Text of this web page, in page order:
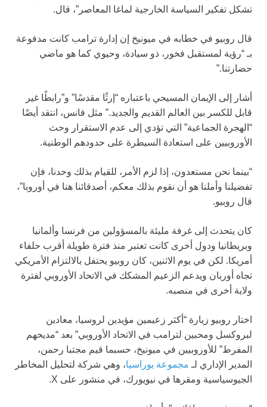
تشكل تفكير السياسة الخارجية لماغا المعاصر”، قال.
قال روبيو في خطابه في ميونيخ إن إدارة ترامب كانت مدفوعة
بـ “رؤية لمستقبل فخور، ذو سيادة، وحيوي كما هو ماضي
حضارتنا.”
أشار إلى الإيمان المسيحي باعتباره “إرثًا مقدسًا” و”رابطًا غير
قابل للكسر بين العالم القديم والجديد.” مثل فانس، انتقد أيضًا
“الهجرة الجماعية” التي تؤدي إلى عدم الاستقرار وحث
الأوروبيين على استعادة السيطرة على حدودهم الوطنية.
“بينما نحن مستعدون، إذا لزم الأمر، للقيام بذلك وحدنا، فإن
تفضيلنا وأملنا هو أن نقوم بذلك معكم، أصدقائنا هنا في أوروبا”،
قال روبيو.
كان يتحدث إلى غرفة مليئة بالمسؤولين من فرنسا وألمانيا
وبريطانيا ودول أخرى كانت تعتبر منذ فترة طويلة أقرب حلفاء
أمريكا. لكن في يوم الاثنين، كان روبيو يحتفل بالالتزام الأمريكي
تجاه أوربان ويدعم الزعيم المشكك في الاتحاد الأوروبي لفترة
ولاية أخرى في منصبه.
اختار روبيو زيارة “أكثر زعيمين مؤيدين لروسيا، معادين
لبروكسل ومحبين لترامب في الاتحاد الأوروبي” بعد “مديحهم
المفرط” للأوروبيين في ميونيخ، حسبما قيم مجتبا رحمن،
المدير الإداري لـ مجموعة يوراسيا، وهي شركة لتحليل المخاطر
الجيوسياسية ومقرها في نيويورك، في منشور على X.